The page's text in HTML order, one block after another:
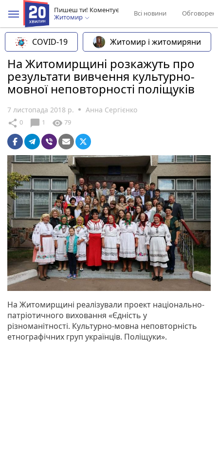
Пишеш ти! Коментує
Житомир
Всі новини
COVID-19 Житомир і житомиряни
На Житомирщині розкажуть про
результати вивчення культурно-
мовної неповторності поліщуків
7 листопада 2018 р. Анна Сергієнко
share 0 chat_bubble 1 visibility 79
На Житомирщині реалізували проект національно-
патріотичного виховання «Єдність у
різноманітності. Культурно-мовна неповторність
етнографічних груп українців. Поліщуки».